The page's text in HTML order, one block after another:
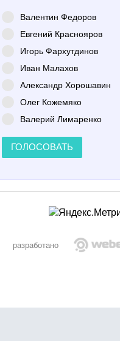
Валентин Федоров
Евгений Краснояров
Игорь Фархутдинов
Иван Малахов
Александр Хорошавин
Олег Кожемяко
Валерий Лимаренко
ГОЛОСОВАТЬ
разработано